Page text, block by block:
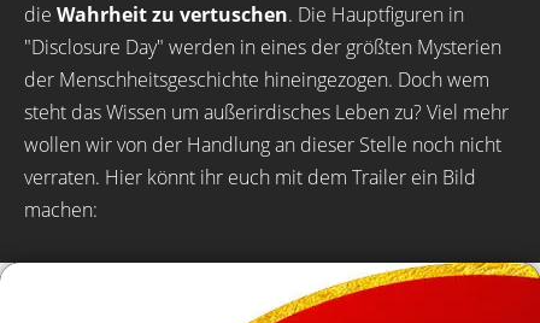
die Wahrheit zu vertuschen. Die Hauptfiguren in
"Disclosure Day" werden in eines der größten Mysterien
der Menschheitsgeschichte hineingezogen. Doch wem
steht das Wissen um außerirdisches Leben zu? Viel mehr
wollen wir von der Handlung an dieser Stelle noch nicht
verraten. Hier könnt ihr euch mit dem Trailer ein Bild
machen: